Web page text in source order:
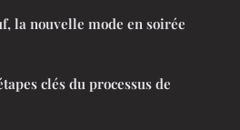
la nouvelle mode en soirée
clés du processus de